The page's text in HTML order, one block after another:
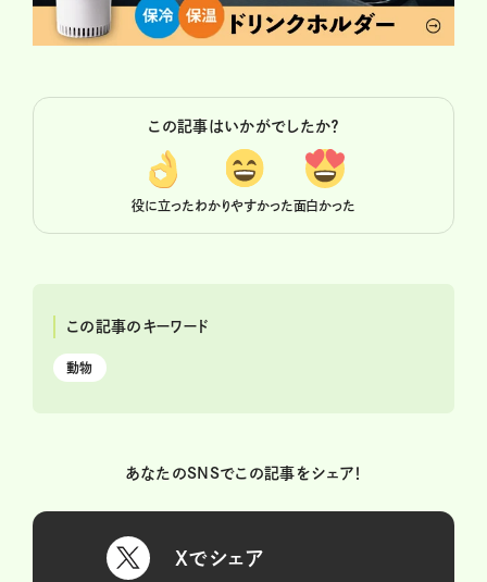
この記事はいかがでしたか？
役に立ったわかりやすかった面白かった
この記事のキーワード
動物
あなたのSNSでこの記事をシェア！
Xでシェア